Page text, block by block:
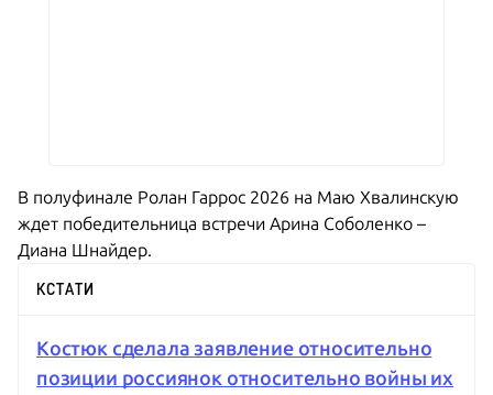
В полуфинале Ролан Гаррос 2026 на Маю Хвалинскую
ждет победительница встречи Арина Соболенко –
Диана Шнайдер.
КСТАТИ
Костюк сделала заявление относительно
позиции россиянок относительно войны их